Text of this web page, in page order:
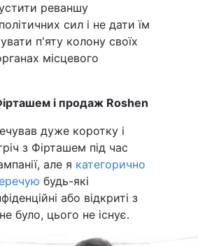
реваншу
сил і не дати їм
п'яту колону своїх
місцевого
і продаж Roshen
дуже коротку і
з Фірташем під час
але я категорично
будь-які
або відкриті з
було, цього не існує.